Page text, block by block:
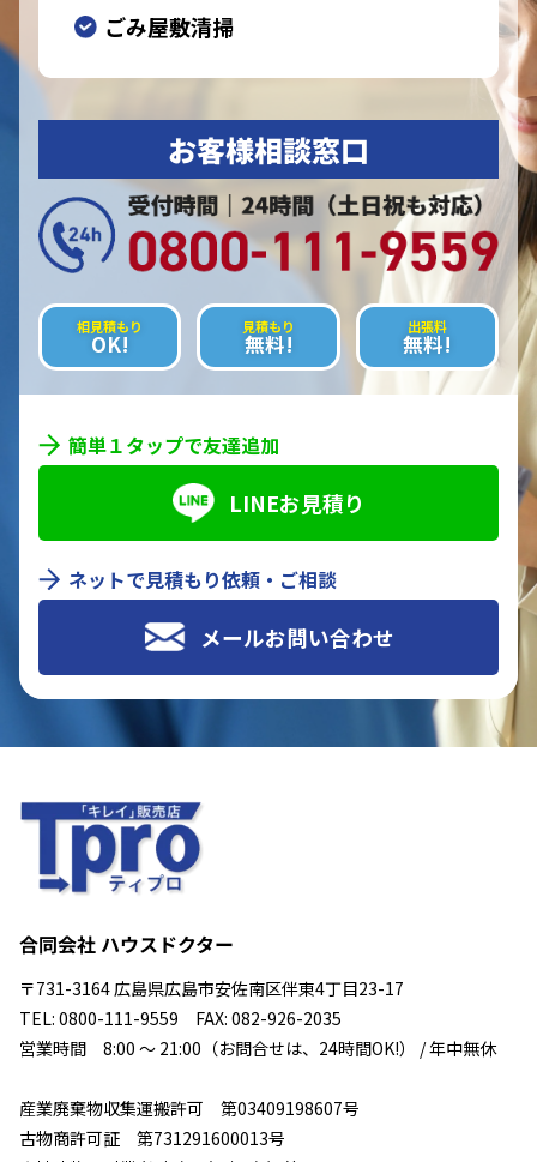
ごみ屋敷清掃
お客様相談窓口
相見積もり
OK!
見積もり
無料!
出張料
無料!
簡単１タップで友達追加
LINEお見積り
ネットで見積もり依頼・ご相談
メールお問い合わせ
合同会社 ハウスドクター
〒731-3164 広島県広島市安佐南区伴東4丁目23-17
TEL: 0800-111-9559 FAX: 082-926-2035
営業時間 8:00 ～ 21:00（お問合せは、24時間OK!） / 年中無休
産業廃棄物収集運搬許可 第03409198607号
古物商許可証 第731291600013号